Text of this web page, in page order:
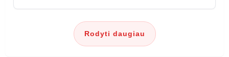
Rodyti daugiau